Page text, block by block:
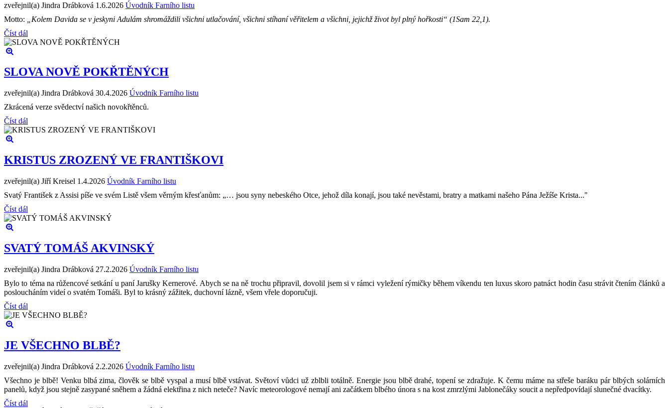
zveřejnil(a) Jindra Drábková 1.6.2026 Úvodník Farního listu
Motto:
„Kolem Davida se v jeskyni Adulám shromáždili všichni utlačování, všichni stíhaní věřitelem a všichni, jejichž život byl plný hořkosti“ (1Sam 22,1).
Číst dál
SLOVA NOVĚ POKŘTĚNÝCH
zveřejnil(a) Jindra Drábková 30.4.2026 Úvodník Farního listu
Zkrácená verze svědectví našich novokřtěnců.
Číst dál
KRISTUS ZROZENÝ VE FRANTIŠKOVI
zveřejnil(a) Jiří Kreisel 1.4.2026 Úvodník Farního listu
Svatý František z Assisi píše ve svém Listě všem věrným křesťanům: „… jsou syny nebeského Otce, jehož díla konají, jsou také nevěstami, bratry a matkami našeho Pána Ježíše Krista..."
Číst dál
SVATÝ TOMÁŠ AKVINSKÝ
zveřejnil(a) Jindra Drábková 27.2.2026 Úvodník Farního listu
Bylo to téma na růžencové setkání u paní Jarušky Kernerové. Abych se na ně trochu připravil, dovolil jsem si v rámci vyležení rýmičky během víkendu ten luxus skoro patnáct hodin času strávit čtením článků a
posloucháním videí o svatém Tomáši. Byl to krásný zážitek, duchovní lázně, všem vřele doporučuji.
Číst dál
JE VŠECHNO BLBĚ?
zveřejnil(a) Jindra Drábková 2.2.2026 Úvodník Farního listu
Všechno je blbě! Venku blbá zima, člověk se blbě vyspal a musí blbě vstávat. Světoví vůdci už zblbli totálně. Energie jsou blbě drahé, topení se zdražuje. K čemu máme na střeše baráku pár blbých solárních
panelů, když jsou stejně zasypané sněhem a žádná elektřina z nich neteče? Navíc meteorologové nemají ani začátkem blbého února s na kost zmrzlými Jablonečáky soucit a nepředpovídají slunečné dvacítky.
Číst dál